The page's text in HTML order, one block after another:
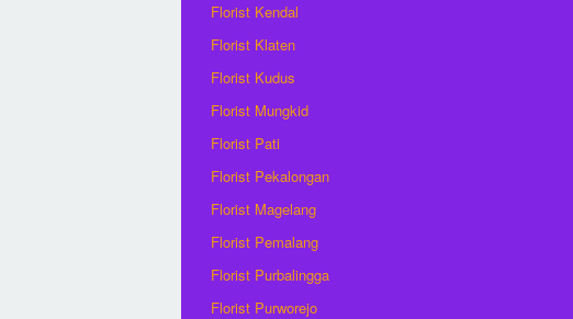
Florist Kendal
Florist Klaten
Florist Kudus
Florist Mungkid
Florist Pati
Florist Pekalongan
Florist Magelang
Florist Pemalang
Florist Purbalingga
Florist Purworejo